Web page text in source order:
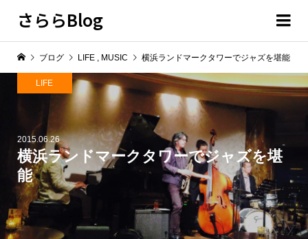
さららBlog
2015.06.26
横浜ランドマークタワーでジャズを堪
能
LIFE
ブログ LIFE , MUSIC 横浜ランドマークタワーでジャズを堪能